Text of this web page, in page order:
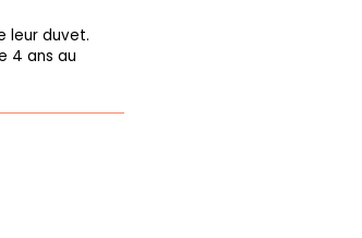
leur duvet.
4 ans au